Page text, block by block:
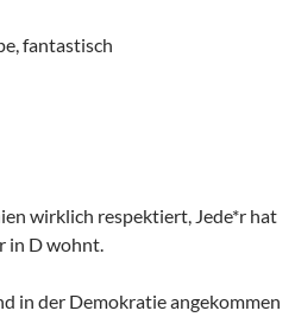
fantastisch
wirklich respektiert, Jede*r hat
in D wohnt.
in der Demokratie angekommen